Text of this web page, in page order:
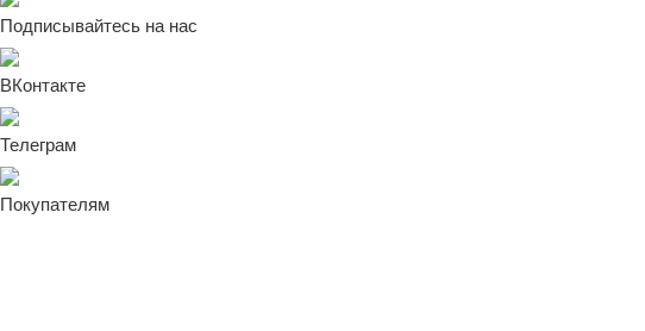
Подписывайтесь на нас
ВКонтакте
Телеграм
Покупателям